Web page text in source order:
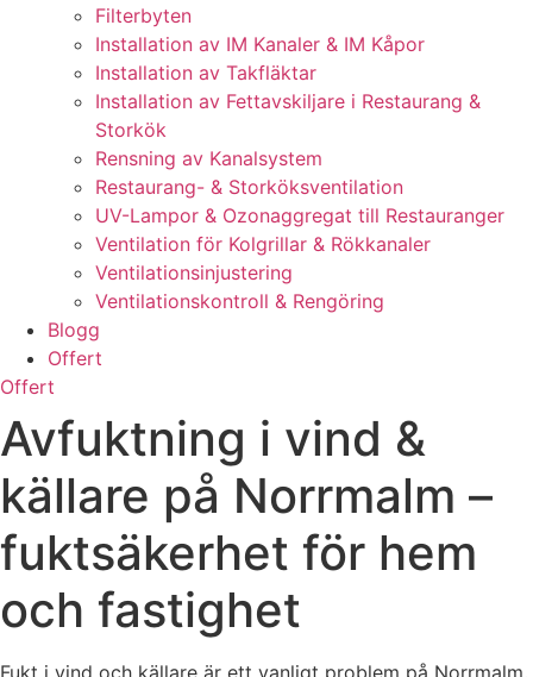
Filterbyten
Installation av IM Kanaler & IM Kåpor
Installation av Takfläktar
Installation av Fettavskiljare i Restaurang &
Storkök
Rensning av Kanalsystem
Restaurang- & Storköksventilation
UV-Lampor & Ozonaggregat till Restauranger
Ventilation för Kolgrillar & Rökkanaler
Ventilationsinjustering
Ventilationskontroll & Rengöring
Blogg
Offert
Offert
Avfuktning i vind &
källare på Norrmalm –
fuktsäkerhet för hem
och fastighet
Fukt i vind och källare är ett vanligt problem på Norrmalm,